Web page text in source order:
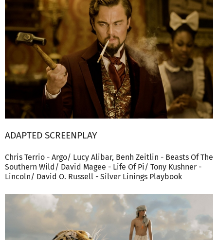
ADAPTED SCREENPLAY
Chris Terrio - Argo/ Lucy Alibar, Benh Zeitlin - Beasts Of The
Southern Wild/ David Magee - Life Of Pi/ Tony Kushner -
Lincoln/ David O. Russell - Silver Linings Playbook